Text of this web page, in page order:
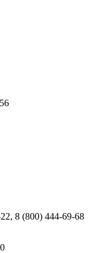
8 (800) 444-69-68